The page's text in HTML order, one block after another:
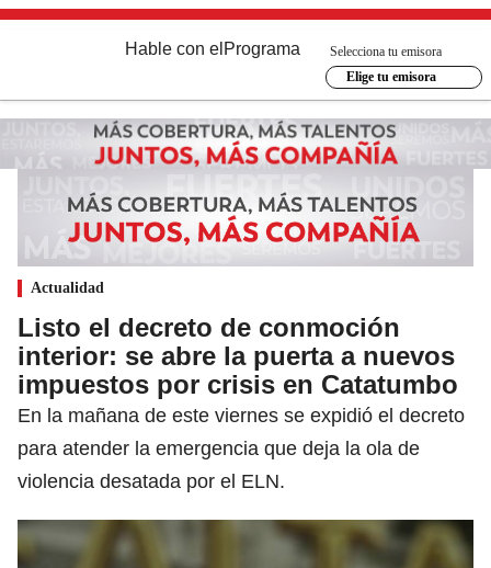
Hable con el Programa
Selecciona tu emisora
Elige tu emisora
Actualidad
Listo el decreto de conmoción
interior: se abre la puerta a nuevos
impuestos por crisis en Catatumbo
En la mañana de este viernes se expidió el decreto
para atender la emergencia que deja la ola de
violencia desatada por el ELN.